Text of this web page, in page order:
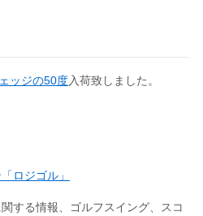
ッジの50度入荷致しました。
ロジゴル」
する情報、ゴルフスイング、スコ